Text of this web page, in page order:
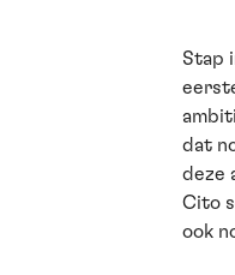
Stap
dat
deze
Cito
ook